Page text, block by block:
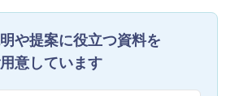
や提案に役立つ資料を
意しています